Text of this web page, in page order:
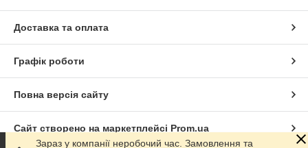
Доставка та оплата
Графік роботи
Повна версія сайту
Сайт створено на маркетплейсі Prom.ua
Зараз у компанії неробочий час. Замовлення та